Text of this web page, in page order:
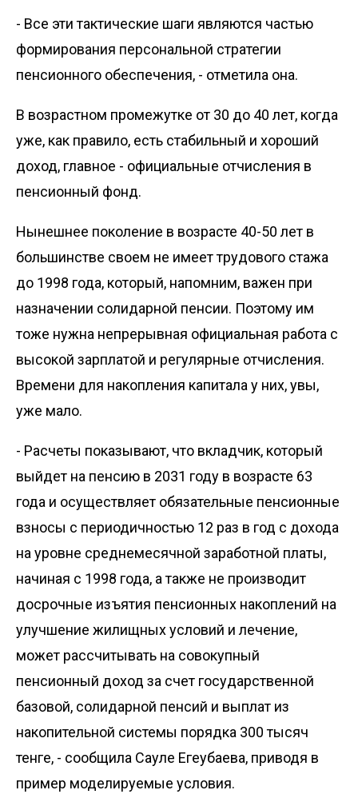
- Все эти тактические шаги являются частью
формирования персональной стратегии
пенсионного обеспечения, - отметила она.
В возрастном промежутке от 30 до 40 лет, когда
уже, как правило, есть стабильный и хороший
доход, главное - официальные отчисления в
пенсионный фонд.
Нынешнее поколение в возрасте 40-50 лет в
большинстве своем не имеет трудового стажа
до 1998 года, который, напомним, важен при
назначении солидарной пенсии. Поэтому им
тоже нужна непрерывная официальная работа с
высокой зарплатой и регулярные отчисления.
Времени для накопления капитала у них, увы,
уже мало.
- Расчеты показывают, что вкладчик, который
выйдет на пенсию в 2031 году в возрасте 63
года и осуществляет обязательные пенсионные
взносы с периодичностью 12 раз в год с дохода
на уровне среднемесячной заработной платы,
начиная с 1998 года, а также не производит
досрочные изъятия пенсионных накоплений на
улучшение жилищных условий и лечение,
может рассчитывать на совокупный
пенсионный доход за счет государственной
базовой, солидарной пенсий и выплат из
накопительной системы порядка 300 тысяч
тенге, - сообщила Сауле Егеубаева, приводя в
пример моделируемые условия.